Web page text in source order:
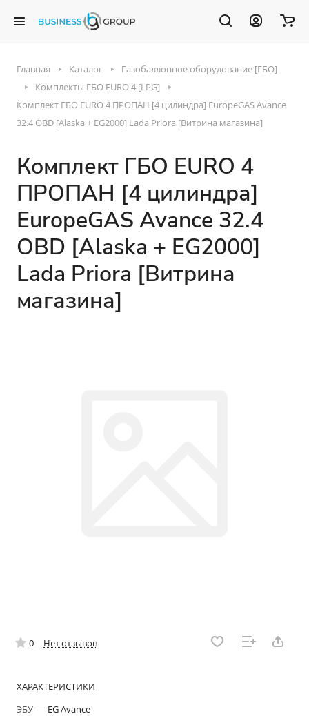
Главная Каталог
Газобаллонное оборудование [ГБО]
Комплекты ГБО EURO 4 [LPG]
Комплект ГБО EURO 4 ПРОПАН [4 цилиндра] EuropeGAS Avance
32.4 OBD [Alaska + EG2000] Lada Priora [Витрина магазина]
Комплект ГБО EURO 4
ПРОПАН [4 цилиндра]
EuropeGAS Avance 32.4
OBD [Alaska + EG2000]
Lada Priora [Витрина
магазина]
0 Нет отзывов
ХАРАКТЕРИСТИКИ
ЭБУ — EG Avance